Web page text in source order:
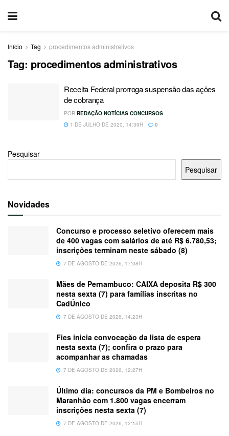
Início Tag procedimentos administrativos
Tag: procedimentos administrativos
Receita Federal prorroga suspensão das ações
de cobrança
POR REDAÇÃO NOTÍCIAS CONCURSOS
1 DE JULHO DE 2020, 14:39H
0
Pesquisar
Pesquisar
Novidades
Concurso e processo seletivo oferecem mais
de 400 vagas com salários de até R$ 6.780,53;
inscrições terminam neste sábado (8)
7 DE AGOSTO DE 2026, 17:08H
Mães de Pernambuco: CAIXA deposita R$ 300
nesta sexta (7) para famílias inscritas no
CadÚnico
7 DE AGOSTO DE 2026, 14:23H
Fies inicia convocação da lista de espera
nesta sexta (7); confira o prazo para
acompanhar as chamadas
7 DE AGOSTO DE 2026, 12:27H
Último dia: concursos da PM e Bombeiros no
Maranhão com 1.800 vagas encerram
inscrições nesta sexta (7)
7 DE AGOSTO DE 2026, 12:15H